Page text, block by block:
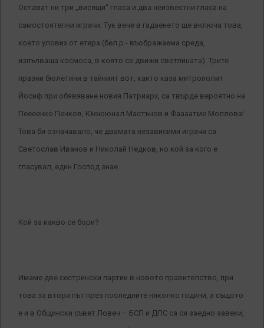
Остават ни три „висящи“ гласа и два неизвестни гласа на
самостоятелни играчи. Тук вече в гадаенето ще включа това,
което улових от етера (бел.р.- въображаема среда,
изпълваща космоса, в която се движи светлината). Трите
празни бюлетини в тайният вот, както каза митрополит
Йосиф при обявяване новия Патриарх, са твърде вероятно на
Пеееенко Пенков, Ююююнал Мастънов и Фаааатме Моллова!
Това би означавало, че двамата независими играчи са
Светослав Иванов и Николай Недков, но кой за кого е
гласувал, един Господ знае.
Кой за какво се бори?
Имаме две сестрински партии в новото правителство, при
това за втори път през последните няколко години, а същото
е и в Общински съвет Ловеч – БСП и ДПС са си заедно завеки,